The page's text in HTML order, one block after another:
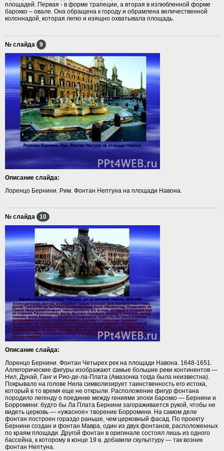
площадей. Первая - в форме трапеции, а вторая в излюбленной форме
барокко – овале. Она обращена к городу и обрамлена величественной
колоннадой, которая легко и изящно охватывала площадь.
№ слайда 9
Описание слайда:
Лоренцо Бернини. Рим. Фонтан Нептуна на площади Навона.
№ слайда 10
Описание слайда:
Лоренцо Бернини. Фонтан Четырех рек на площади Навона. 1648-1651.
Аллегорические фигуры изображают самые большие реки континентов —
Нил, Дунай, Ганг и Рио-де-ла-Плата (Амазонка тогда была неизвестна).
Покрывало на голове Нила символизирует таинственность его истока,
который в то время еще не открыли. Расположение фигур фонтана
породило легенду о поединке между гениями эпохи барокко — Бернини и
Борромини: будто бы Ла Плата Бернини загораживается рукой, чтобы не
видеть церковь — «ужасное» творение Борромини. На самом деле
фонтан построен гораздо раньше, чем церковный фасад. По проекту
Бернини создан и фонтан Мавра, один из двух фонтанов, расположенных
по краям площади. Другой фонтан в оригинале состоял лишь из одного
бассейна, к которому в конце 19 в. добавили скульптуру — так возник
фонтан Нептуна.